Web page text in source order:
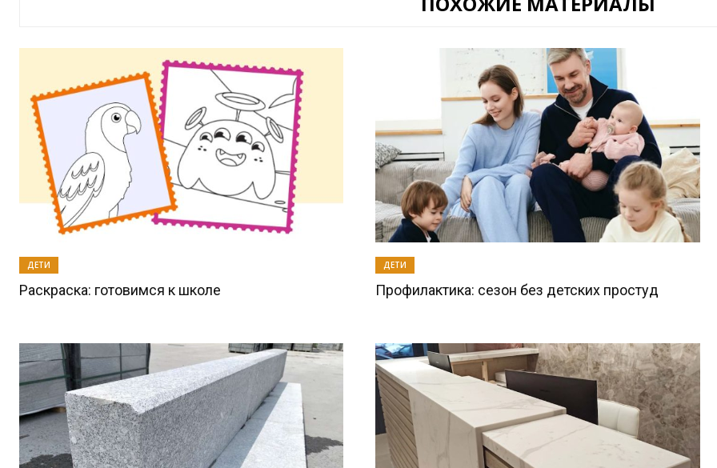
ДЕТИ
Раскраска: готовимся к школе
ДЕТИ
Профилактика: сезон без детских простуд